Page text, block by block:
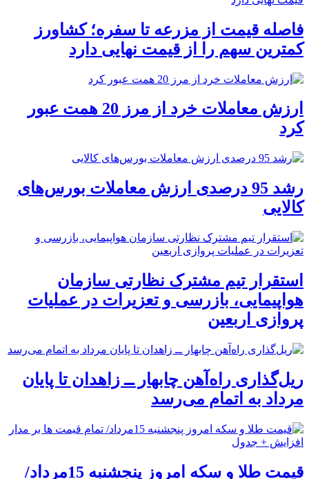
فاصله قیمت از مزرعه تا سفره؛ کشاورز
کمترین سهم را از قیمت نهایی دارد
ارزش معاملات خرد از مرز 20 همت عبور
کرد
رشد 95 درصدی ارزش معاملات بورس‌های
کالایی
استقرار تیم مشترک نظارتی سازمان
هواپیمایی، بازرسی و تعزیرات در عملیات
پروازی اربعین
ریل‌گذاری راه‌آهن چابهار ــ زاهدان تا پایان
مرداد به اتمام می‌رسد
قیمت طلا و سکه امروز پنجشنبه 15مرداد/